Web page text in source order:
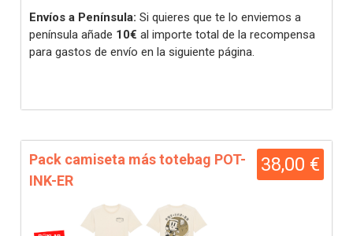
Envíos a Península: Si quieres que te lo enviemos a
península añade 10€ al importe total de la recompensa
para gastos de envío en la siguiente página.
38,00 €
Pack camiseta más totebag POT-
INK-ER